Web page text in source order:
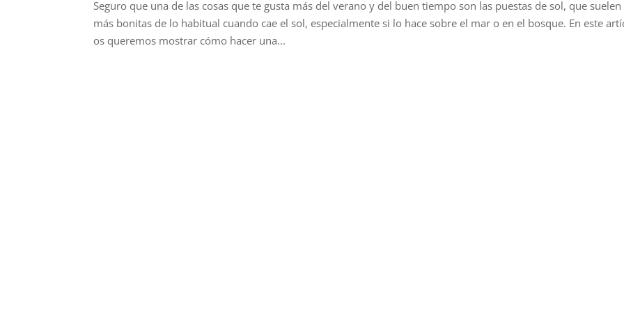
Seguro que una de las cosas que te gusta más del verano y del buen tiempo son las puestas de sol, que suelen
más bonitas de lo habitual cuando cae el sol, especialmente si lo hace sobre el mar o en el bosque. En este
os queremos mostrar cómo hacer una...